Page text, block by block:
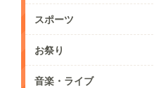
スポーツ
お祭り
音楽・ライブ